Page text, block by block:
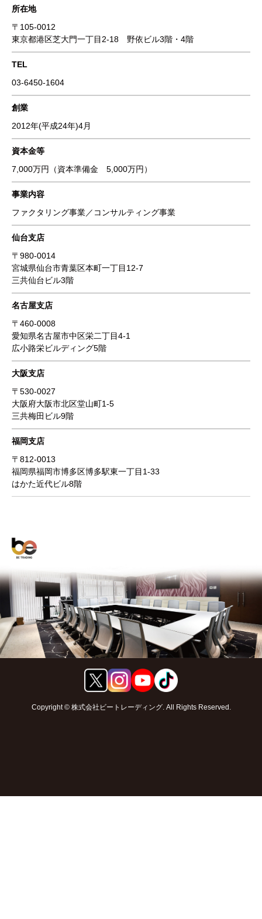
所在地
〒105-0012
東京都港区芝大門一丁目2-18 野依ビル3階・4階
TEL
03-6450-1604
創業
2012年(平成24年)4月
資本金等
7,000万円（資本準備金 5,000万円）
事業内容
ファクタリング事業／コンサルティング事業
仙台支店
〒980-0014
宮城県仙台市青葉区本町一丁目12-7
三共仙台ビル3階
名古屋支店
〒460-0008
愛知県名古屋市中区栄二丁目4-1
広小路栄ビルディング5階
大阪支店
〒530-0027
大阪府大阪市北区堂山町1-5
三共梅田ビル9階
福岡支店
〒812-0013
福岡県福岡市博多区博多駅東一丁目1-33
はかた近代ビル8階
Copyright © 株式会社ビートレーディング. All Rights Reserved.